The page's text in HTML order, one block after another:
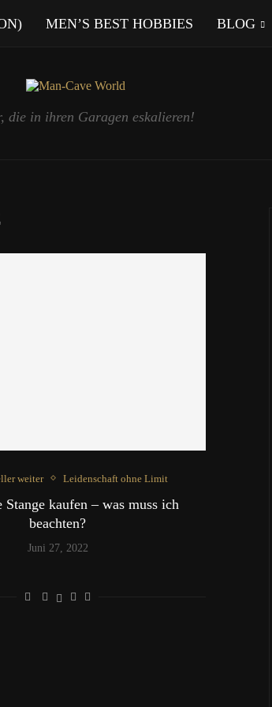
MEN’S BEST HOBBIES BLOG
die in ihren Garagen eskalieren!
weiter Leidenschaft ohne Limit
Stange kaufen – was muss ich
beachten?
Juni 27, 2022